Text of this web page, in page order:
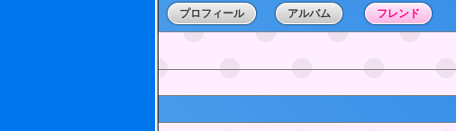
プロフィール アルバム フレンド